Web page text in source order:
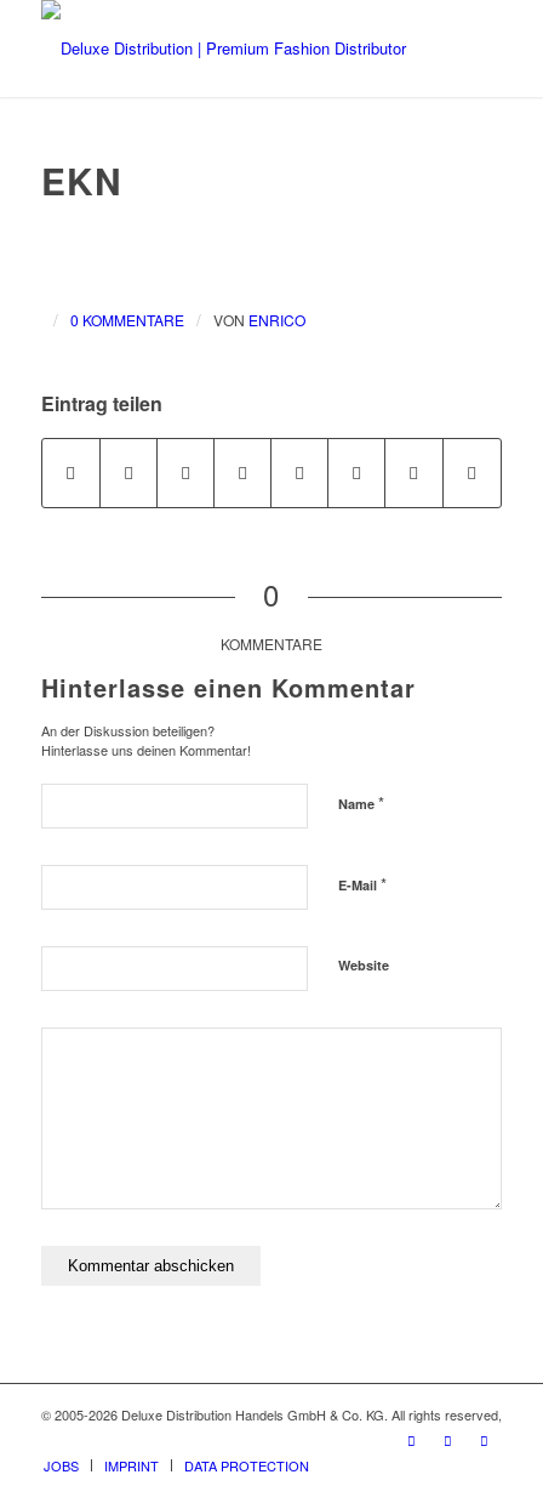
EKN
/ 0 KOMMENTARE / VON ENRICO
Eintrag teilen
0
KOMMENTARE
Hinterlasse einen Kommentar
An der Diskussion beteiligen?
Hinterlasse uns deinen Kommentar!
Name *
E-Mail *
Website
© 2005-2026 Deluxe Distribution Handels GmbH & Co. KG. All rights reserved,
JOBS IMPRINT DATA PROTECTION